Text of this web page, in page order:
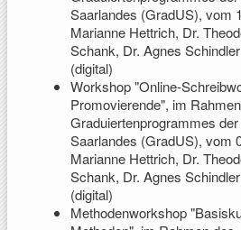
Saarlandes (GradUS), vom
Marianne Hettrich, Dr.
Schank, Dr. Agnes
(digital)
Workshop "Online-
Promovierende", im
Graduiertenprogrammes
Saarlandes (GradUS), vom
Marianne Hettrich, Dr.
Schank, Dr. Agnes
(digital)
Methodenworkshop